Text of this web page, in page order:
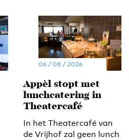
06 / 08 / 2026
Appèl stopt met
lunchcatering in
Theatercafé
In het Theatercafé van
de Vrijhof zal geen lunch